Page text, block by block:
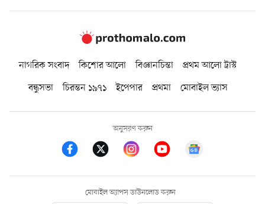
নাগরিক সংবাদ কিশোর আলো বিজ্ঞানচিন্তা
প্রথম আলো ট্রাস্ট
বন্ধুসভা
চিরন্তন ১৯৭১ ইপেপার প্রথমা মোবাইল ভ্যাস
অনুসরণ করুন
মোবাইল অ্যাপস ডাউনলোড করুন